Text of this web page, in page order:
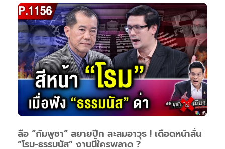
ลือ “กัมพูชา” สยายปีก สะสมอาวุธ ! เดือดหน้าสั่น
“โรม-ธรรมนัส” งานนี้ใครพลาด ?